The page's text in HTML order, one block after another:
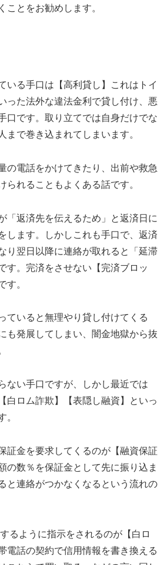
ことをお勧めします。
いる手口は【高利貸し】これはトイ
った法外な違法金利で貸し付け、悪
口です。取り立てでは自身だけでな
まで巻き込まれてしまいます。
の電話をかけてきたり、出前や救急
られることもよくある話です。
「返済先を伝えるため」と返済日に
します。しかしこれも手口で、返済
り翌日以降に連絡が取れると「延滞
す。完済をさせない【完済ブロッ
す。
ていると無理やり貸し付けてくる
も発展してしまい、闇金地獄から抜
ない手口ですが、しかし最近では
白ロム詐欺】【表隠し融資】といっ
。
証金を要求してくるのが【融資保証
の数％を保証金として先に振り込ま
と連絡がつかなくなるという流れの
るように指示をされるのが【白ロ
電話の契約で信用情報を書き換える